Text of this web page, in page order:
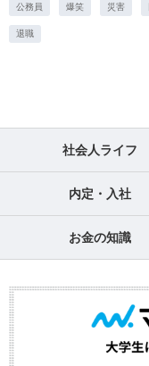
公務員 爆笑 災害
退職
社会人ライフ
内定・入社
お金の知識